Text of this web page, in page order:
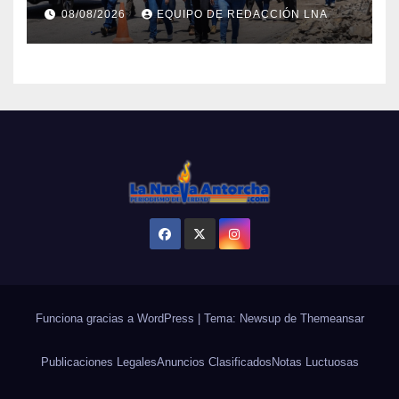
rehabilitación en al Av.
Intercomunal
08/08/2026 EQUIPO DE REDACCIÓN LNA
Funciona gracias a WordPress Tema: Newsup de Themeansar
Publicaciones LegalesAnuncios Clasificados Notas Luctuosas